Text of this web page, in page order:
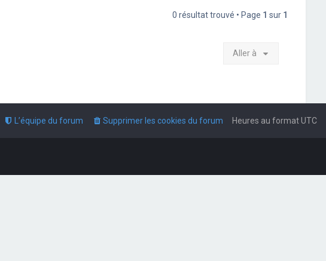
0 résultat trouvé • Page 1 sur 1
Aller à
Heures au formatUTC
Supprimer les cookies du forum
L’équipe du forum